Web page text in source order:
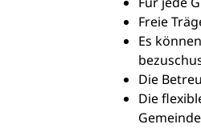
Freie
Es
Die
Die